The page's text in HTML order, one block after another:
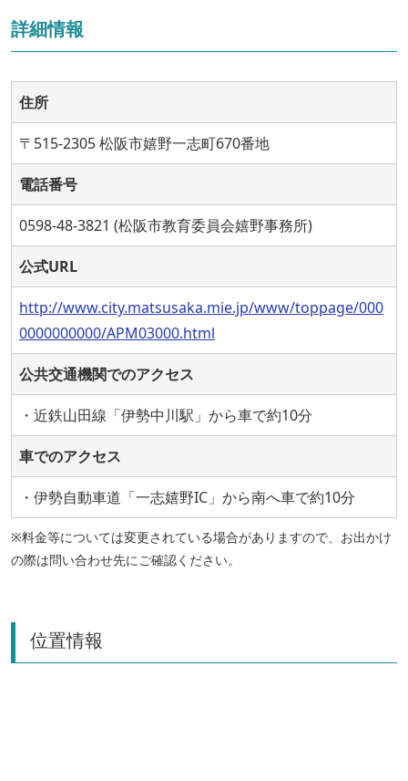
詳細情報
住所
〒515-2305 松阪市嬉野一志町670番地
電話番号
0598-48-3821 (松阪市教育委員会嬉野事務所)
公式URL
http://www.city.matsusaka.mie.jp/www/toppage/000
0000000000/APM03000.html
公共交通機関でのアクセス
・近鉄山田線「伊勢中川駅」から車で約10分
車でのアクセス
・伊勢自動車道「一志嬉野IC」から南へ車で約10分
※料金等については変更されている場合がありますので、お出かけ
の際は問い合わせ先にご確認ください。
位置情報